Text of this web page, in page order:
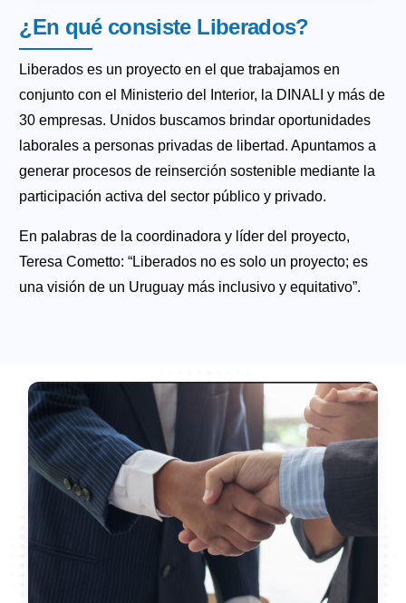
¿En qué consiste Liberados?
Liberados es un proyecto en el que trabajamos en
conjunto con el Ministerio del Interior, la DINALI y más de
30 empresas. Unidos buscamos brindar oportunidades
laborales a personas privadas de libertad. Apuntamos a
generar procesos de reinserción sostenible mediante la
participación activa del sector público y privado.
En palabras de la coordinadora y líder del proyecto,
Teresa Cometto: “Liberados no es solo un proyecto; es
una visión de un Uruguay más inclusivo y equitativo”.